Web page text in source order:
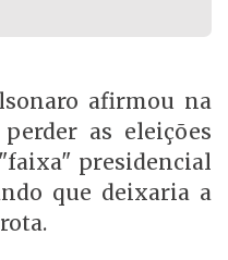
afirmou na
as eleições
presidencial
que deixaria a